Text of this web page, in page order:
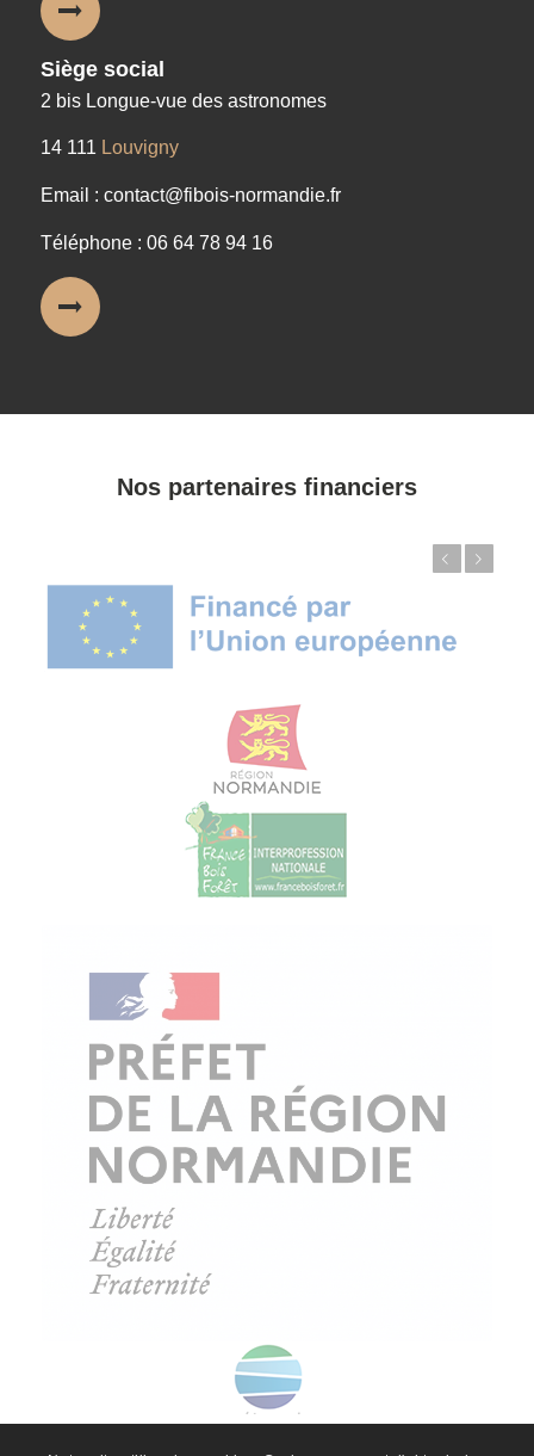
Siège social
2 bis Longue-vue des astronomes
14 111 Louvigny
Email : contact@fibois-normandie.fr
Téléphone : 06 64 78 94 16
Nos partenaires financiers
© Copyright - ProfessionsBois | Conception et réalisation :
Actualités
Mentions légales
Politique de confidentialité